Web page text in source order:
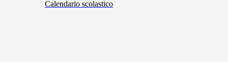
Calendario scolastico